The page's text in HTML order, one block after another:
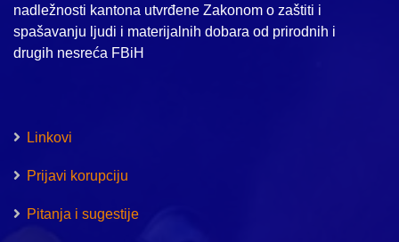
nadležnosti kantona utvrđene Zakonom o zaštiti i
spašavanju ljudi i materijalnih dobara od prirodnih i
drugih nesreća FBiH
Linkovi
Prijavi korupciju
Pitanja i sugestije